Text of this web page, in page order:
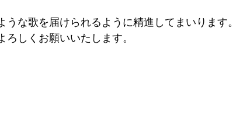
うな歌を届けられるように精進してまいります。
しくお願いいたします。